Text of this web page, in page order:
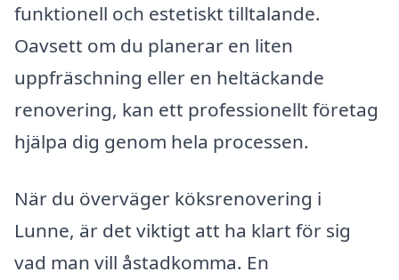
funktionell och estetiskt tilltalande.
Oavsett om du planerar en liten
uppfräschning eller en heltäckande
renovering, kan ett professionellt företag
hjälpa dig genom hela processen.
När du överväger köksrenovering i
Lunne, är det viktigt att ha klart för sig
vad man vill åstadkomma. En